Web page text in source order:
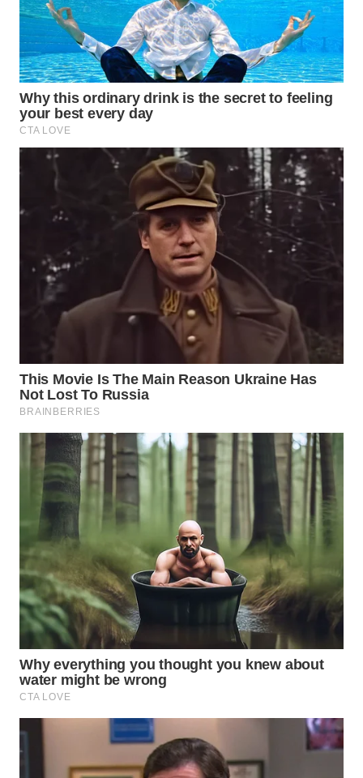
WN
DANAU
TOBA
WN
NIAS
WN
LANGKAT
WN
SELATAN
WN
TANJUNG
WN
KARO
WN
SIMALUNGUN
WN
LABUHANBATU
WN
TAPANULI
TENGAH
WN DELI
SERDANG
WN